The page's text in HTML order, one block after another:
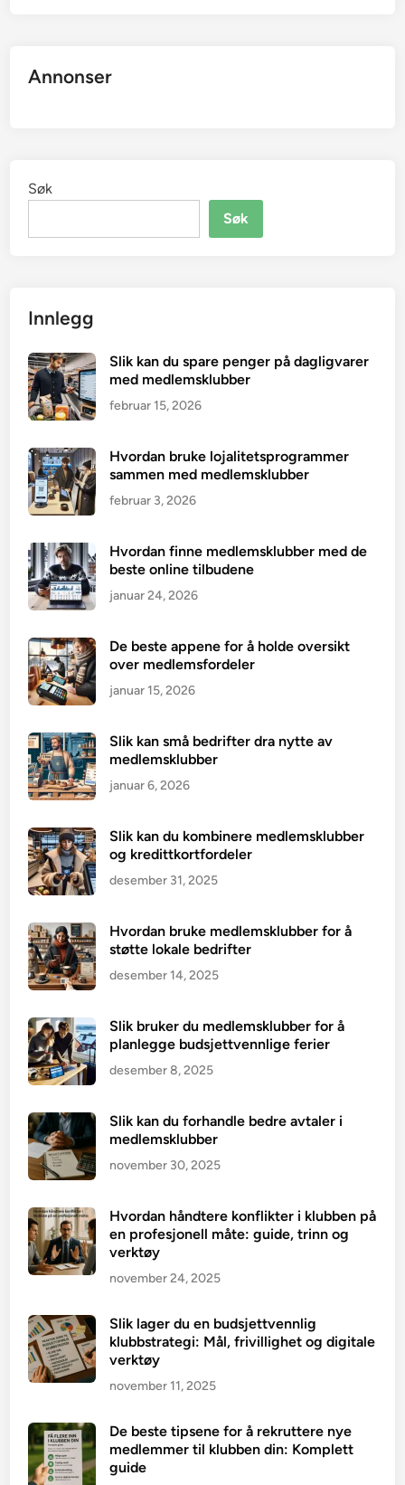
Annonser
Søk
Søk
Innlegg
Slik kan du spare penger på dagligvarer
med medlemsklubber
februar 15, 2026
Hvordan bruke lojalitetsprogrammer
sammen med medlemsklubber
februar 3, 2026
Hvordan finne medlemsklubber med de
beste online tilbudene
januar 24, 2026
De beste appene for å holde oversikt
over medlemsfordeler
januar 15, 2026
Slik kan små bedrifter dra nytte av
medlemsklubber
januar 6, 2026
Slik kan du kombinere medlemsklubber
og kredittkortfordeler
desember 31, 2025
Hvordan bruke medlemsklubber for å
støtte lokale bedrifter
desember 14, 2025
Slik bruker du medlemsklubber for å
planlegge budsjettvennlige ferier
desember 8, 2025
Slik kan du forhandle bedre avtaler i
medlemsklubber
november 30, 2025
Hvordan håndtere konflikter i klubben på
en profesjonell måte: guide, trinn og
verktøy
november 24, 2025
Slik lager du en budsjettvennlig
klubbstrategi: Mål, frivillighet og digitale
verktøy
november 11, 2025
De beste tipsene for å rekruttere nye
medlemmer til klubben din: Komplett
guide